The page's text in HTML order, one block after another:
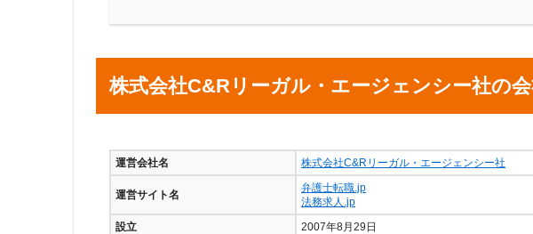
株式会社C&Rリーガル・エージェンシー社の
運営会社名 株式会社C&Rリーガル・エージェンシー社
運営サイト名
弁護士転職.jp
法務求人.jp
設立
2007年8月29日